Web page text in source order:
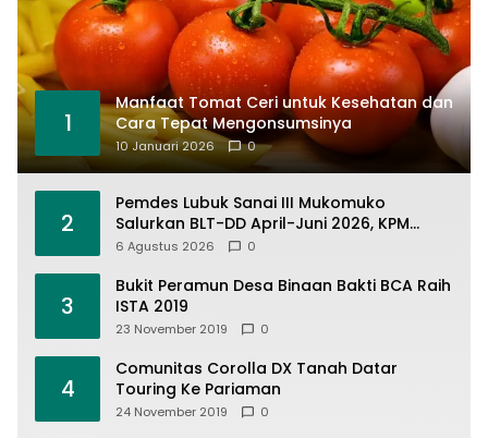
1
Manfaat Tomat Ceri untuk Kesehatan dan
Cara Tepat Mengonsumsinya
10 Januari 2026 0
2
Pemdes Lubuk Sanai III Mukomuko
Salurkan BLT-DD April-Juni 2026, KPM
Terima Rp900 Ribu
6 Agustus 2026 0
3
Bukit Peramun Desa Binaan Bakti BCA Raih
ISTA 2019
23 November 2019 0
4
Comunitas Corolla DX Tanah Datar
Touring Ke Pariaman
24 November 2019 0